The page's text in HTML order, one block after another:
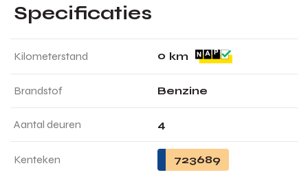
Specificaties
Kilometerstand 0 km
Brandstof Benzine
Aantal deuren 4
Kenteken 723689